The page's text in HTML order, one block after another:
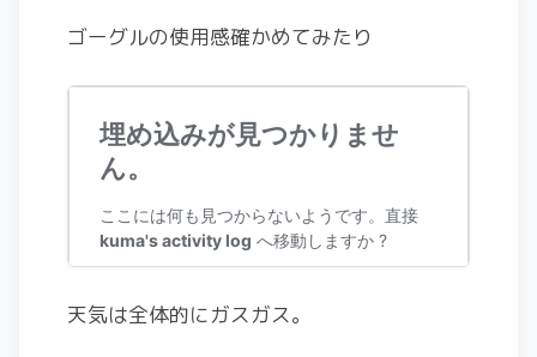
ゴーグルの使用感確かめてみたり
天気は全体的にガスガス。